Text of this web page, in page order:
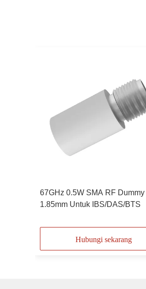
67GHz 0.5W SMA RF Dummy
1.85mm Untuk IBS/DAS/BTS
Hubungi sekarang